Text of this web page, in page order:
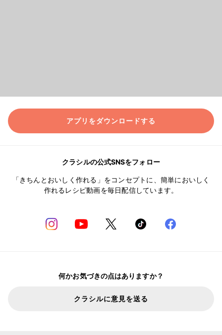
アプリをダウンロードする
クラシルの公式SNSをフォロー
「きちんとおいしく作れる」をコンセプトに、簡単においしく
作れるレシピ動画を毎日配信しています。
何かお気づきの点はありますか？
クラシルに意見を送る